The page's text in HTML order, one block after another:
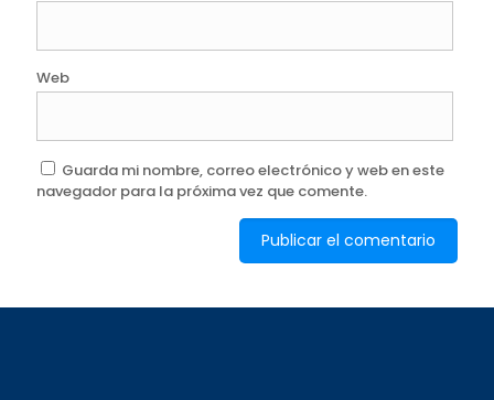
Web
Guarda mi nombre, correo electrónico y web en este
navegador para la próxima vez que comente.